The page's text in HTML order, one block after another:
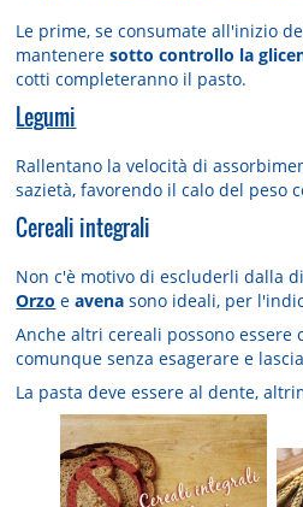
Le prime, se consumate all'inizio
manteneresotto controllo la
cotti completeranno il pasto.
Legumi
Rallentano la velocità di
sazietà, favorendo il calo del peso
Cereali integrali
Non c'è motivo di escluderli dalla
Orzo eavena sono ideali, per
Anche altri cereali possono essere
comunque senza esagerare e
La pasta deve essere al dente,